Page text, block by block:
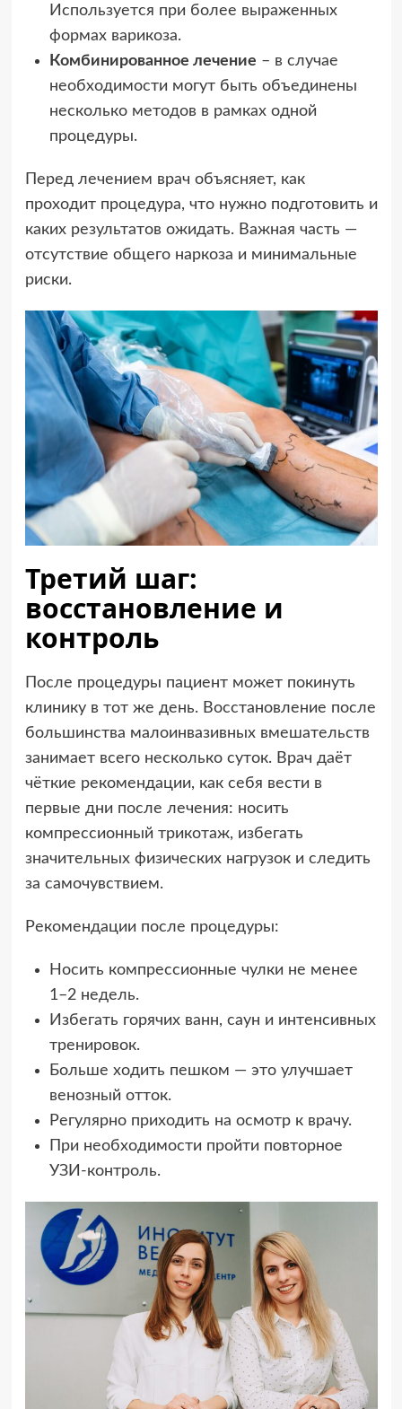
Используется при более выраженных
формах варикоза.
Комбинированное лечение – в случае
необходимости могут быть объединены
несколько методов в рамках одной
процедуры.
Перед лечением врач объясняет, как
проходит процедура, что нужно подготовить и
каких результатов ожидать. Важная часть —
отсутствие общего наркоза и минимальные
риски.
Третий шаг:
восстановление и
контроль
После процедуры пациент может покинуть
клинику в тот же день. Восстановление после
большинства малоинвазивных вмешательств
занимает всего несколько суток. Врач даёт
чёткие рекомендации, как себя вести в
первые дни после лечения: носить
компрессионный трикотаж, избегать
значительных физических нагрузок и следить
за самочувствием.
Рекомендации после процедуры:
Носить компрессионные чулки не менее
1–2 недель.
Избегать горячих ванн, саун и интенсивных
тренировок.
Больше ходить пешком — это улучшает
венозный отток.
Регулярно приходить на осмотр к врачу.
При необходимости пройти повторное
УЗИ-контроль.